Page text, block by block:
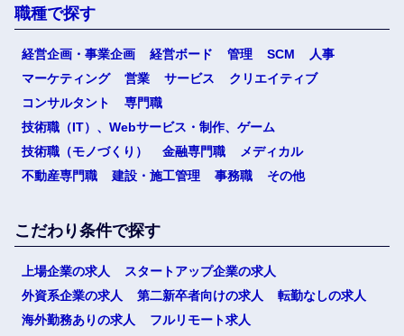
職種で探す
経営企画・事業企画 経営ボード 管理 SCM
人事
マーケティング
営業 サービス
クリエイティブ
コンサルタント
専門職
技術職（IT）、Webサービス・制作、ゲーム
技術職（モノづくり）
金融専門職
メディカル
不動産専門職
建設・施工管理 事務職 その他
こだわり条件で探す
上場企業の求人
スタートアップ企業の求人
外資系企業の求人
第二新卒者向けの求人
転勤なしの求人
海外勤務ありの求人
フルリモート求人